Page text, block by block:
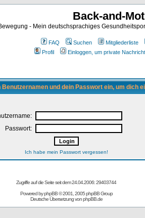
Back-and-
- Mein deutschsprachiges
FAQ Suchen Mitgliederliste
Profil
Einloggen, um private
Benutzernamen und dein Passwort ein, um dich
Passwort:
Ich habe mein Passwort vergessen!
Zugriffe auf die Seite seit dem 24.04.2006: 29403744
Powered byphpBB© 2001, 2005 phpBB Group
Deutsche Übersetzung vonphpBB.de